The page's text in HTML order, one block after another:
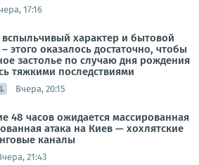
17:16
вспыльчивый характер и бытовой
этого оказалось достаточно, чтобы
застолье по случаю дня рождения
тяжкими последствиями
Вчера, 20:15
48 часов ожидается массированная
атака на Киев — хохлятские
каналы
21:43